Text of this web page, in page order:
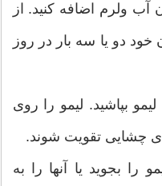
آب ولرم اضافه کنید. از
دو یا سه بار در روز
بپاشید. لیمو را روی
چشایی تقویت شوند.
را بجوید یا آنها را به